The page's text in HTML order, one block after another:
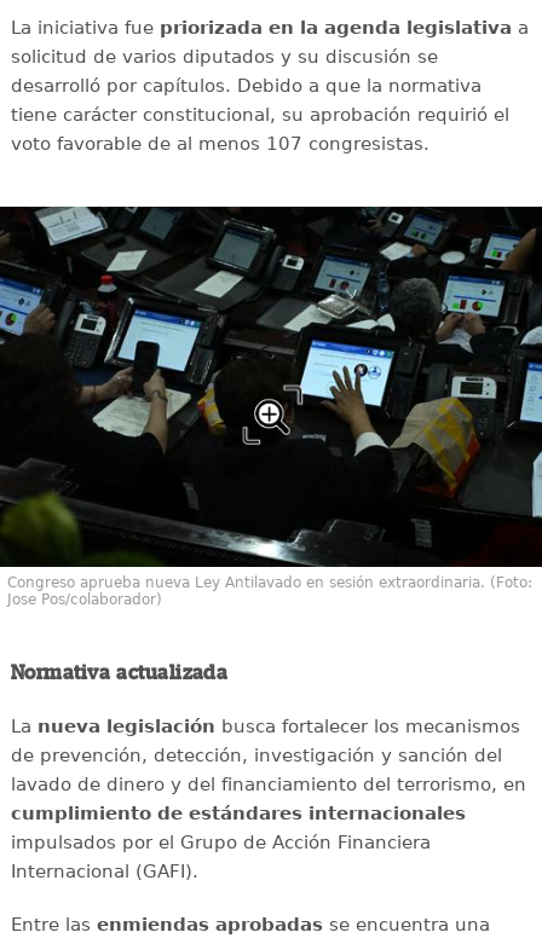
La iniciativa fuepriorizada en la agenda legislativa a
solicitud de varios diputados y su discusión se
desarrolló por capítulos. Debido a que la normativa
tiene carácter constitucional, su aprobación requirió el
voto favorable de al menos 107 congresistas.
Congreso aprueba nueva Ley Antilavado en sesión extraordinaria. (Foto:
Jose Pos/colaborador)
Normativa actualizada
La nueva legislación busca fortalecer los mecanismos
de prevención, detección, investigación y sanción del
lavado de dinero y del financiamiento del terrorismo, en
cumplimiento de estándares internacionales
impulsados por el Grupo de Acción Financiera
Internacional (GAFI).
Entre las enmiendas aprobadasse encuentra una